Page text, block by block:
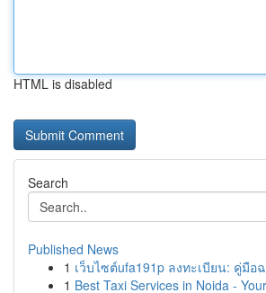
HTML is disabled
Search
Published News
1 เว็บไซต์ufa191p ลงทะเบียน: คู่มื
1 Best Taxi Services in Noida -